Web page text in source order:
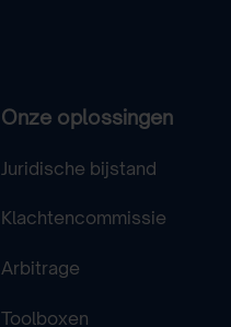
Onze oplossingen
Juridische bijstand
Klachtencommissie
Arbitrage
Toolboxen